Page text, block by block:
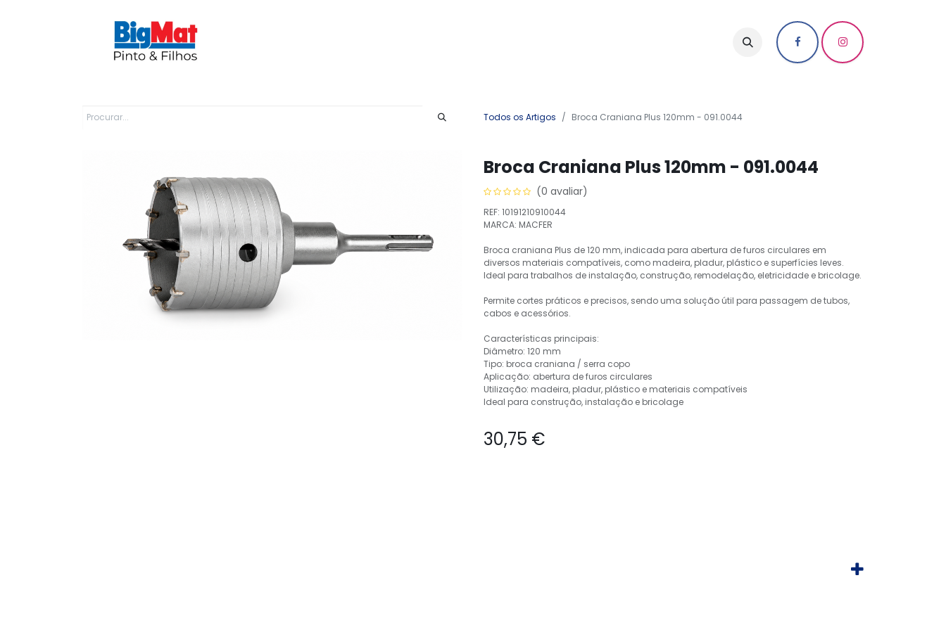
Todos os Artigos Broca Craniana Plus 120mm - 091.0044
Broca Craniana Plus 120mm - 091.0044
(0 avaliar)
REF: 10191210910044
MARCA: MACFER
Broca craniana Plus de 120 mm, indicada para abertura de furos circulares em
diversos materiais compatíveis, como madeira, pladur, plástico e superfícies leves.
Ideal para trabalhos de instalação, construção, remodelação, eletricidade e bricolage.
Permite cortes práticos e precisos, sendo uma solução útil para passagem de tubos,
cabos e acessórios.
Características principais:
Diâmetro: 120 mm
Tipo: broca craniana / serra copo
Aplicação: abertura de furos circulares
Utilização: madeira, pladur, plástico e materiais compatíveis
Ideal para construção, instalação e bricolage
30,75 €